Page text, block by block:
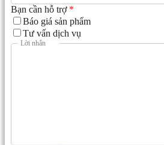
Bạn cần hỗ trợ *
Báo giá sản phẩm
Tư vấn dịch vụ
Lời nhắn